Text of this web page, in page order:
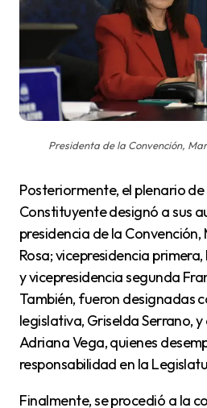
Presidenta de la Convención,
Posteriormente, el plenario de la Convención
Constituyente designó a sus
presidencia de la
Rosa; vicepresidencia
y vicepresidencia segunda
También, fueron designadas
legislativa, Griselda Serrano,
Adriana Vega, quienes
responsabilidad en la
Finalmente, se procedió a la conformación de los